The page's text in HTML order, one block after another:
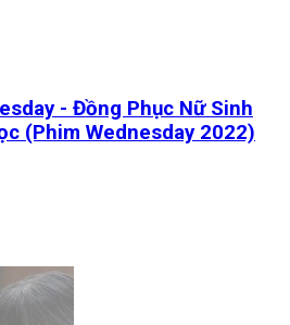
- Đồng Phục Nữ Sinh
(Phim Wednesday 2022)